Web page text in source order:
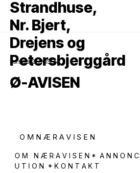
Forside Ø-AVISEN
Ø-AVISEN
O M N Æ R A V I S E N
O M N Æ R A V I S E N * A N N O N C
U T I O N * K O N T A K T